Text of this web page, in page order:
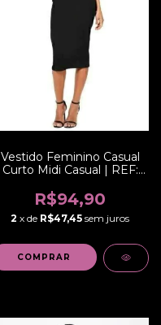
Vestido Feminino Casual
Curto Midi Casual | REF:
R$94,90
2 x de R$47,45 sem juros
COMPRAR